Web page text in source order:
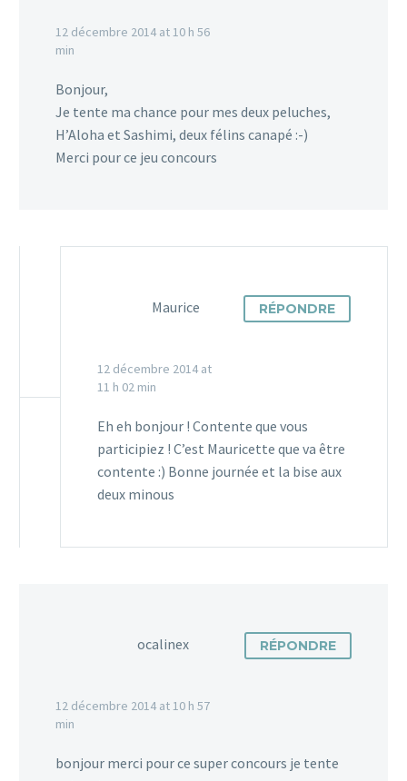
12 décembre 2014 at 10 h 56
min
Bonjour,
Je tente ma chance pour mes deux peluches,
H’Aloha et Sashimi, deux félins canapé :-)
Merci pour ce jeu concours
Maurice
12 décembre 2014 at
11 h 02 min
RÉPONDRE
Eh eh bonjour ! Contente que vous
participiez ! C’est Mauricette que va être
contente :) Bonne journée et la bise aux
deux minous
ocalinex
12 décembre 2014 at 10 h 57
min
RÉPONDRE
bonjour merci pour ce super concours je tente